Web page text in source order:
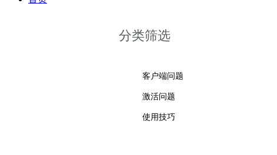
分类筛选
客户端问题
激活问题
使用技巧